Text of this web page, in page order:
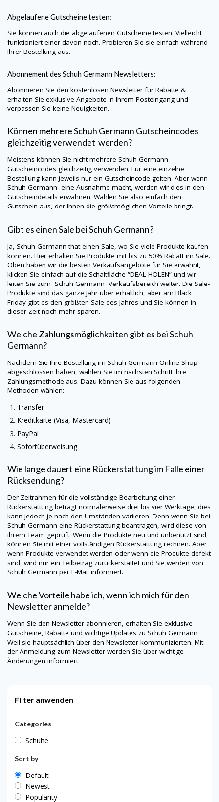
Abgelaufene Gutscheine testen:
Sie können auch die abgelaufenen Gutscheine testen. Vielleicht
funktioniert einer davon noch. Probieren Sie sie einfach während
Ihrer Bestellung aus.
Abonnement des Schuh Germann Newsletters:
Abonnieren Sie den kostenlosen Newsletter für Rabatte &
erhalten Sie exklusive Angebote in Ihrem Posteingang und
verpassen Sie keine Neuigkeiten.
Können mehrereSchuh Germann Gutscheincodes
gleichzeitig verwendet werden?
Meistens können Sie nicht mehrere Schuh Germann
Gutscheincodes gleichzeitig verwenden. Für eine einzelne
Bestellung kann jeweils nur ein Gutscheincode gelten. Aber wenn
Schuh Germann eine Ausnahme macht, werden wir dies in den
Gutscheindetails erwähnen. Wählen Sie also einfach den
Gutschein aus, der Ihnen die größtmöglichen Vorteile bringt.
Gibt es einen Sale beiSchuh Germann?
Ja, Schuh Germannthat einen Sale, wo Sie viele Produkte kaufen
können. Hier erhalten Sie Produkte mit bis zu 50% Rabatt im Sale.
Oben haben wir die besten Verkaufsangebote für Sie erwähnt,
klicken Sie einfach auf die Schaltfläche “DEAL HOLEN” und wir
leiten Sie zum Schuh Germann Verkaufsbereich weiter. Die Sale-
Produkte sind das ganze Jahr über erhältlich, aber am Black
Friday gibt es den größten Sale des Jahres und Sie können in
dieser Zeit noch mehr sparen.
Welche Zahlungsmöglichkeiten gibt es beiSchuh
Germann?
Nachdem Sie Ihre Bestellung im Schuh Germann Online-Shop
abgeschlossen haben, wählen Sie im nächsten Schritt Ihre
Zahlungsmethode aus. Dazu können Sie aus folgenden
Methoden wählen:
Transfer
Kreditkarte (Visa, Mastercard)
PayPal
Sofortüberweisung
Wie lange dauert eine Rückerstattung im Falle einer
Rücksendung?
Der Zeitrahmen für die vollständige Bearbeitung einer
Rückerstattung beträgt normalerweise drei bis vier Werktage, dies
kann jedoch je nach den Umständen variieren. Denn wenn Sie bei
Schuh Germann eine Rückerstattung beantragen, wird diese von
ihrem Team geprüft. Wenn die Produkte neu und unbenutzt sind,
können Sie mit einer vollständigen Rückerstattung rechnen. Aber
wenn Produkte verwendet werden oder wenn die Produkte defekt
sind, wird nur ein Teilbetrag zurückerstattet und Sie werden von
Schuh Germann per E-Mail informiert.
Welche Vorteile habe ich, wenn ich mich für den
Newsletter anmelde?
Wenn Sie den Newsletter abonnieren, erhalten Sie exklusive
Gutscheine, Rabatte und wichtige Updates zu Schuh Germann
Weil sie hauptsächlich über den Newsletter kommunizierten. Mit
der Anmeldung zum Newsletter werden Sie über wichtige
Änderungen informiert.
Filter anwenden
Categories
Schuhe
Sort by
Default
Newest
Popularity